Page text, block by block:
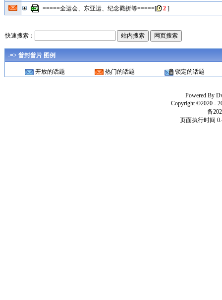
=====全运会、东亚运、纪念戳折等=====[ 2]
快速搜索：
-=> 普封普片 图例
开放的话题 热门的话题 锁定的话题
Powered By
Copyright ©2020 -
备
页面执行时间